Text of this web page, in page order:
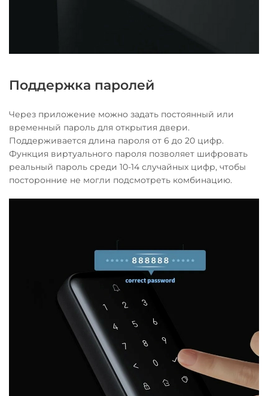
Поддержка паролей
Через приложение можно задать постоянный или
временный пароль для открытия двери.
Поддерживается длина пароля от 6 до 20 цифр.
Функция виртуального пароля позволяет шифровать
реальный пароль среди 10-14 случайных цифр, чтобы
посторонние не могли подсмотреть комбинацию.